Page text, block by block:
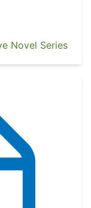
Novel Series